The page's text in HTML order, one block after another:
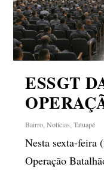
ESSGT
Bairro ,Notícias ,Tatuapé
Nesta sexta-feira
Operação